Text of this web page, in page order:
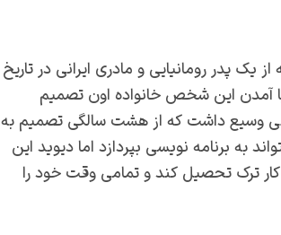
پدر رومانیایی و مادری ایرانی در تاریخ
دنیا آمدن این شخص خانواده اون تصمیم
وسیع داشت که از هشت سالگی تصمیم به
برنامه نویسی بپردازد اما دیوید این
کار ترک تحصیل کند و تمامی وقت خود را